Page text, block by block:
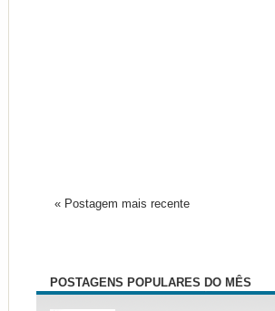
« Postagem mais recente
POSTAGENS POPULARES DO MÊS